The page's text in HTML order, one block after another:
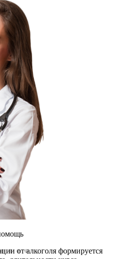
от алкоголя формируется